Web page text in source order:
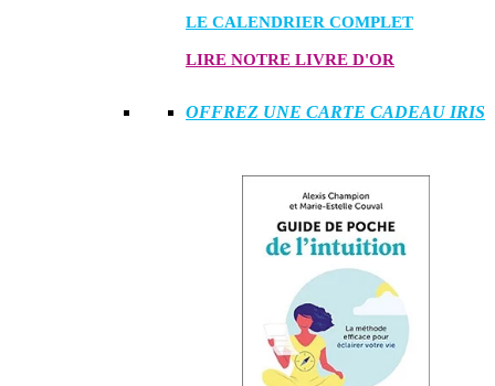
LE CALENDRIER COMPLET
LIRE NOTRE LIVRE D'OR
OFFREZ UNE CARTE CADEAU IRIS